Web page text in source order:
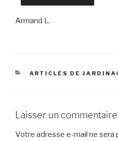
Armand L.
CATÉGORIES
ARTICLES DE
Laisser un commentaire
Votre adresse e-mail ne sera